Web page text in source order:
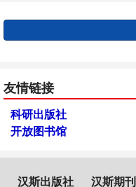
友情链接
科研出版社
开放图书馆
汉斯出版社 汉斯期刊